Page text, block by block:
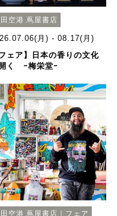
空港 蔦屋書店
月) - 08.17(月)
フェア】日本の香りの文化
く ｰ梅栄堂ｰ
空港 蔦屋書店｜フェア